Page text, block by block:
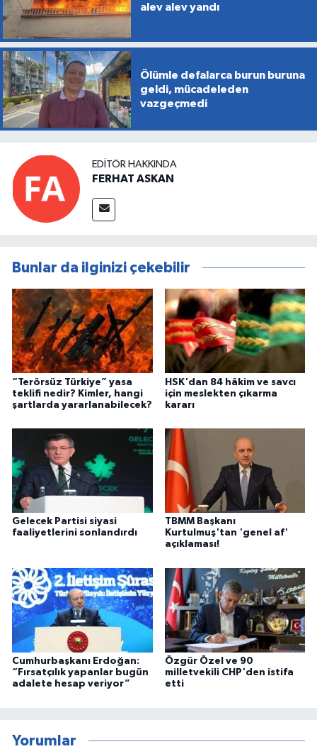
alev alev yandı
Ölümle defalarca burun buruna
geldi, mücadeleden
vazgeçmedi
EDITÖR HAKKINDA
FERHAT ASKAN
Bunlar da ilginizi çekebilir
“Terörsüz Türkiye” yasa
teklifi nedir? Kimler, hangi
şartlarda yararlanabilecek?
HSK'dan 84 hâkim ve savcı
için meslekten çıkarma
kararı
Gelecek Partisi siyasi
faaliyetlerini sonlandırdı
TBMM Başkanı
Kurtulmuş'tan 'genel af'
açıklaması!
Cumhurbaşkanı Erdoğan:
“Fırsatçılık yapanlar bugün
adalete hesap veriyor”
Özgür Özel ve 90
milletvekili CHP'den istifa
etti
Yorumlar